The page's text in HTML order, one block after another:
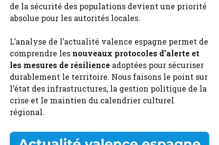
de la sécurité des populations devient une priorité
absolue pour les autorités locales.
L’analyse de l’actualité valence espagne permet de
comprendre les nouveaux protocoles d’alerte et
les mesures de résilience adoptées pour sécuriser
durablement le territoire. Nous faisons le point sur
l’état des infrastructures, la gestion politique de la
crise et le maintien du calendrier culturel
régional.